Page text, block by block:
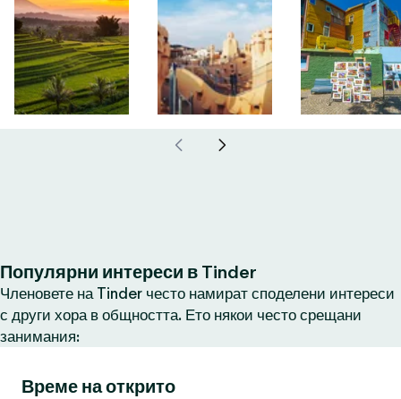
Популярни интереси в Tinder
Членовете на Tinder често намират споделени интереси
с други хора в общността. Ето някои често срещани
занимания:
Време на открито